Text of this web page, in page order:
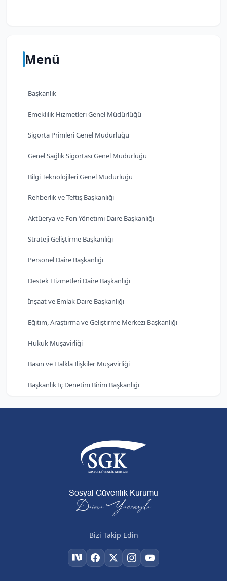
Menü
Başkanlık
Emeklilik Hizmetleri Genel Müdürlüğü
Sigorta Primleri Genel Müdürlüğü
Genel Sağlık Sigortası Genel Müdürlüğü
Bilgi Teknolojileri Genel Müdürlüğü
Rehberlik ve Teftiş Başkanlığı
Aktüerya ve Fon Yönetimi Daire Başkanlığı
Strateji Geliştirme Başkanlığı
Personel Daire Başkanlığı
Destek Hizmetleri Daire Başkanlığı
İnşaat ve Emlak Daire Başkanlığı
Eğitim, Araştırma ve Geliştirme Merkezi Başkanlığı
Hukuk Müşavirliği
Basın ve Halkla İlişkiler Müşavirliği
Başkanlık İç Denetim Birim Başkanlığı
Sosyal Güvenlik Kurumu
Daima Yanınızda
Bizi Takip Edin